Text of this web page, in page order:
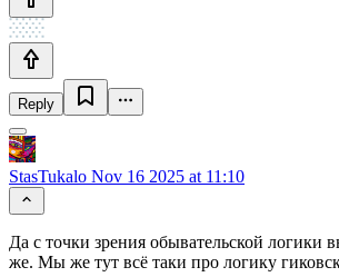
Reply
StasTukalo Nov 16 2025 at 11:10
Да с точки зрения обывательской логики
же. Мы же тут всё таки про логику